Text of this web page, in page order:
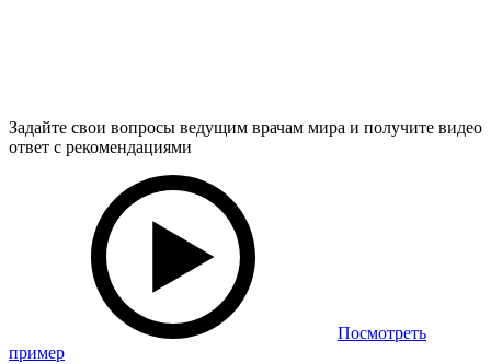
Задайте свои вопросы ведущим врачам мира и получите видео
ответ с рекомендациями
Посмотреть
пример